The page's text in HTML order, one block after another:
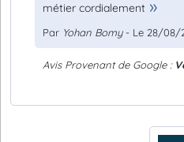
métier cordialement
Par Yohan Bomy- Le 28/08/
Avis Provenant de Google :